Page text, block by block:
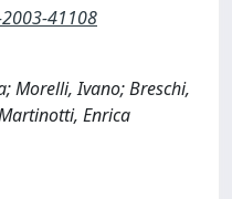
41108
Morelli, Ivano; Breschi,
Enrica